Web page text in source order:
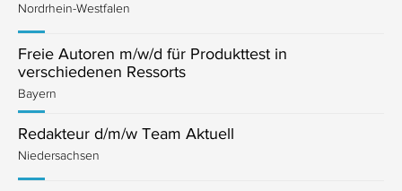
Nordrhein-Westfalen
Freie Autoren m/w/d für Produkttest in
verschiedenen Ressorts
Bayern
Redakteur d/m/w Team Aktuell
Niedersachsen